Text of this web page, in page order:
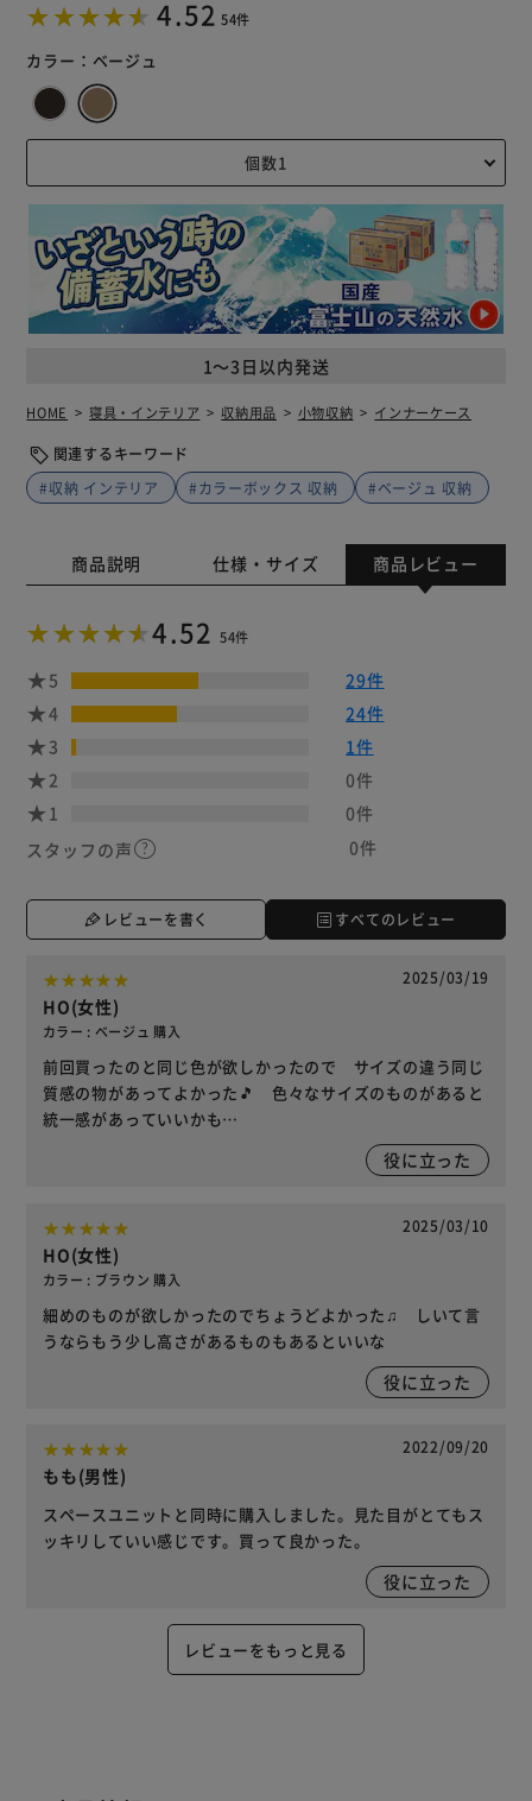
4.52 54件
カラー： ベージュ
1～3日以内発送
HOME 寝具・インテリア 収納用品 小物収納 インナーケース
関連するキーワード
#収納 インテリア
#カラーボックス 収納 #ベージュ 収納
商品説明 仕様・サイズ 商品レビュー
4.52 54件
5
29件
4
24件
3
1件
2
0件
1
0件
スタッフの声
0件
レビューを書く すべてのレビュー
2025/03/19
HO(女性)
カラー : ベージュ 購入
前回買ったのと同じ色が欲しかったので サイズの違う同じ
質感の物があってよかった🎵 色々なサイズのものがあると
統一感があっていいかも…
役に立った
2025/03/10
HO(女性)
カラー : ブラウン 購入
細めのものが欲しかったのでちょうどよかった♫ しいて言
うならもう少し高さがあるものもあるといいな
役に立った
2022/09/20
もも(男性)
スペースユニットと同時に購入しました。見た目がとてもス
ッキリしていい感じです。買って良かった。
役に立った
レビューをもっと見る